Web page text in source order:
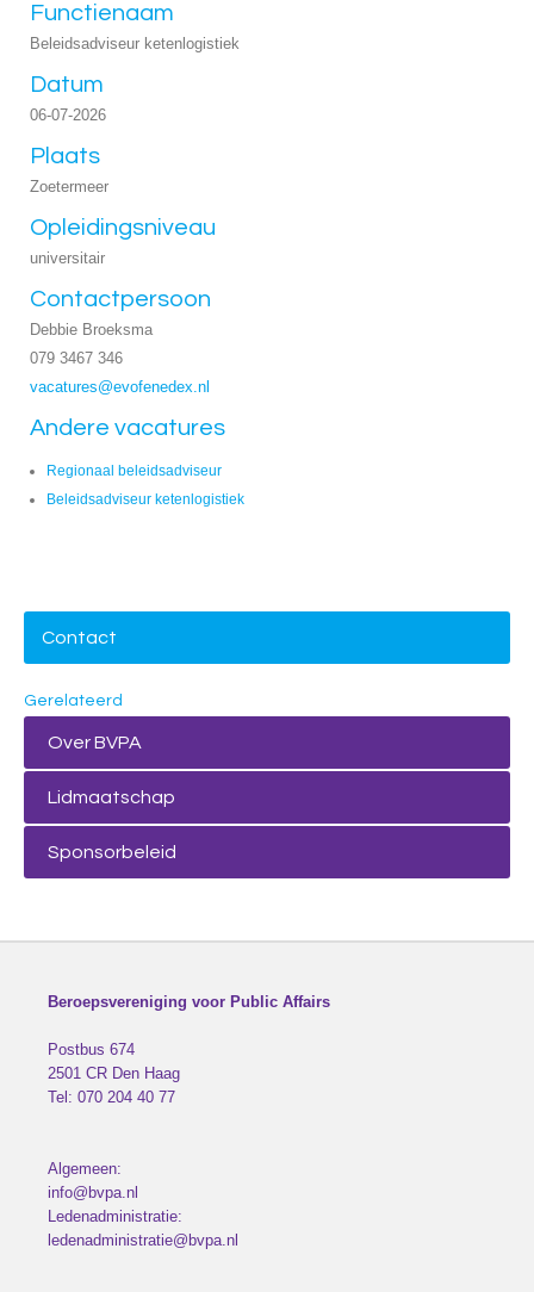
Functienaam
Beleidsadviseur ketenlogistiek
Datum
06-07-2026
Plaats
Zoetermeer
Opleidingsniveau
universitair
Contactpersoon
Debbie Broeksma
079 3467 346
vacatures@evofenedex.nl
Andere vacatures
Regionaal beleidsadviseur
Beleidsadviseur ketenlogistiek
Contact
Gerelateerd
Over BVPA
Lidmaatschap
Sponsorbeleid
Beroepsvereniging voor Public Affairs
Postbus 674
2501 CR Den Haag
Tel: 070 204 40 77
Algemeen:
info@bvpa.nl
Ledenadministratie:
ledenadministratie@bvpa.nl